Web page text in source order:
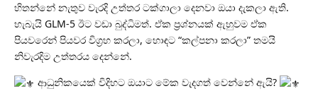
හිතන්නේ නැතුව වැරදි උත්තර ටක්ගාලා දෙනවා ඔයා දැකලා ඇති.
හැබැයි GLM-5 ඊට වඩා බුද්ධිමත්. ඒක ප්‍රශ්නයක් ඇහුවම ඒක
පියවරෙන් පියවර විග්‍රහ කරලා, හොඳට “කල්පනා කරලා” තමයි
නිවැරදිම උත්තරය දෙන්නේ.
ආධුනිකයෙක් විදිහට ඔයාට මේක වැදගත් වෙන්නේ ඇයි?